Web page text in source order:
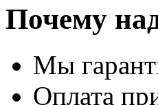
Почему
Мы
Оплата